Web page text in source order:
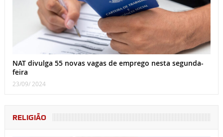
NAT divulga 55 novas vagas de emprego nesta segunda-
feira
23/09/ 2024
RELIGIÃO